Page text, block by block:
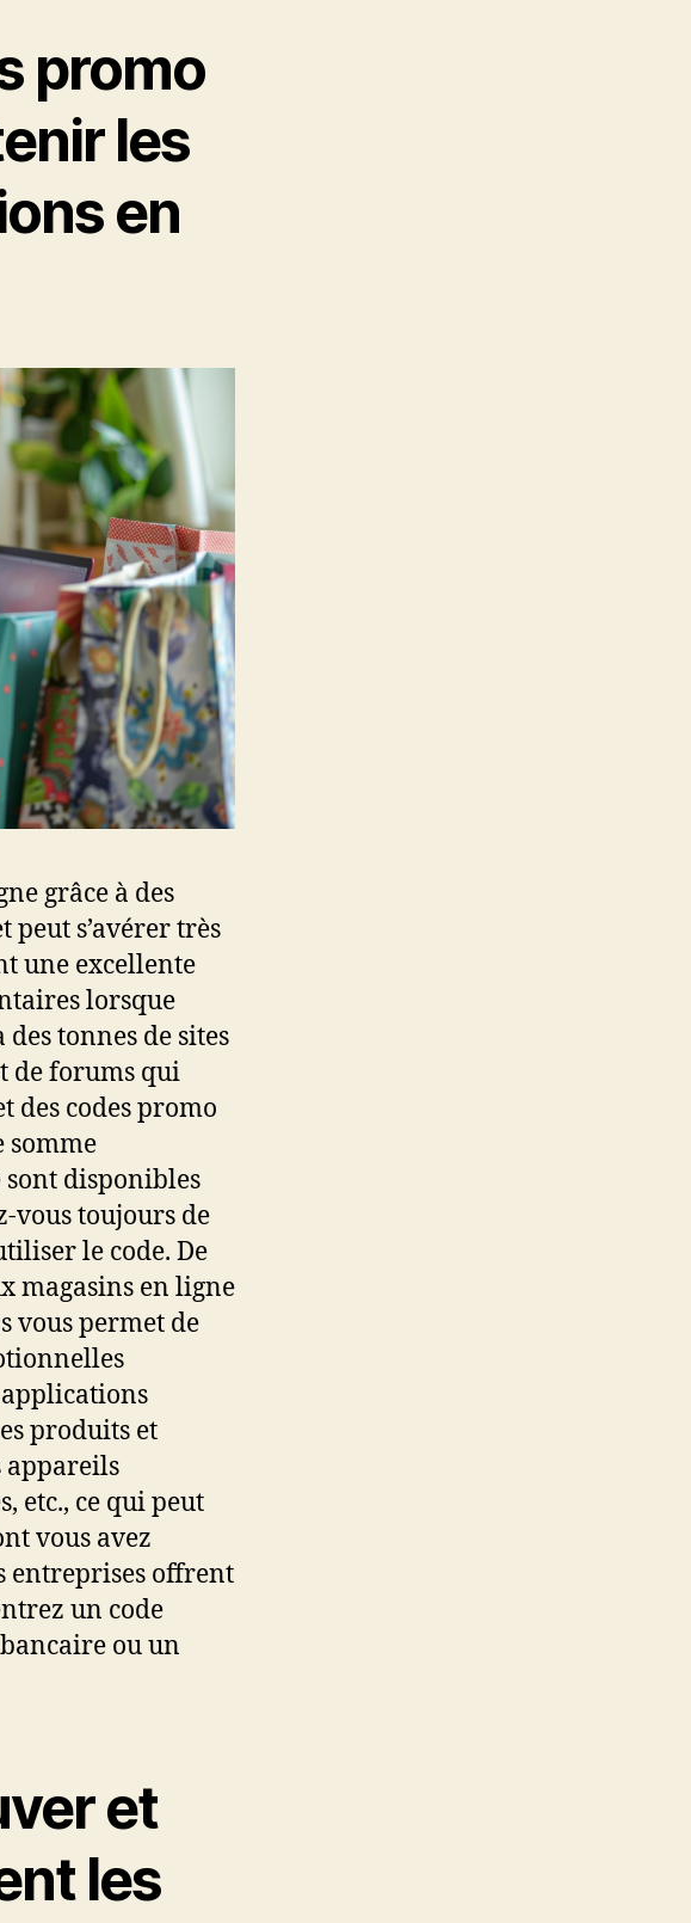
promo
les
en
grâce à des
s’avérer très
une excellente
lorsque
tonnes de sites
de forums qui
des codes promo
somme
sont disponibles
vous toujours de
le code. De
magasins en ligne
vous permet de
produits et
appareils
etc., ce qui peut
vous avez
entreprises offrent
un code
ou un
et
les